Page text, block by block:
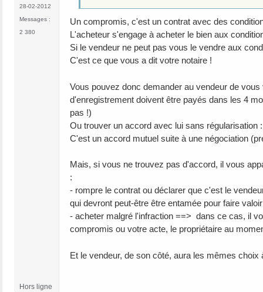
28-02-2012
Messages :
2 380
Un compromis, c'est un contrat avec des
L'acheteur s'engage à acheter le bien aux
Si le vendeur ne peut pas vous le vendre aux
C'est ce que vous a dit votre notaire !
Vous pouvez donc demander au vendeur de
d'enregistrement doivent être payés dans les 4
pas !)
Ou trouver un accord avec lui sans régularisation
C'est un accord mutuel suite à une négociation
Mais, si vous ne trouvez pas d'accord, il vous
:
- rompre le contrat ou déclarer que c'est le
qui devront peut-être être entamée pour faire
- acheter malgré l'infraction ==> dans ce cas, il
compromis ou votre acte, le propriétaire au
Et le vendeur, de son côté, aura les mêmes
Hors ligne